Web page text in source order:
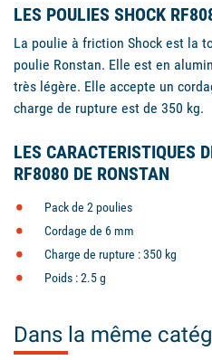
LES POULIES SHOCK
La poulie à friction Shock est la
poulie Ronstan. Elle est en
très légère. Elle accepte un
charge de rupture est de 350 kg.
LES CARACTERISTIQUES
RF8080 DE RONSTAN
Pack de 2 poulies
Cordage de 6 mm
Charge de rupture : 350 kg
Poids : 2.5 g
Dans la même